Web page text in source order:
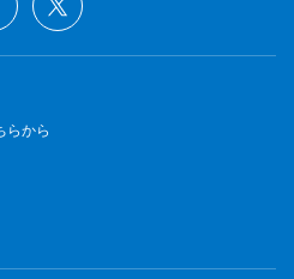
らから